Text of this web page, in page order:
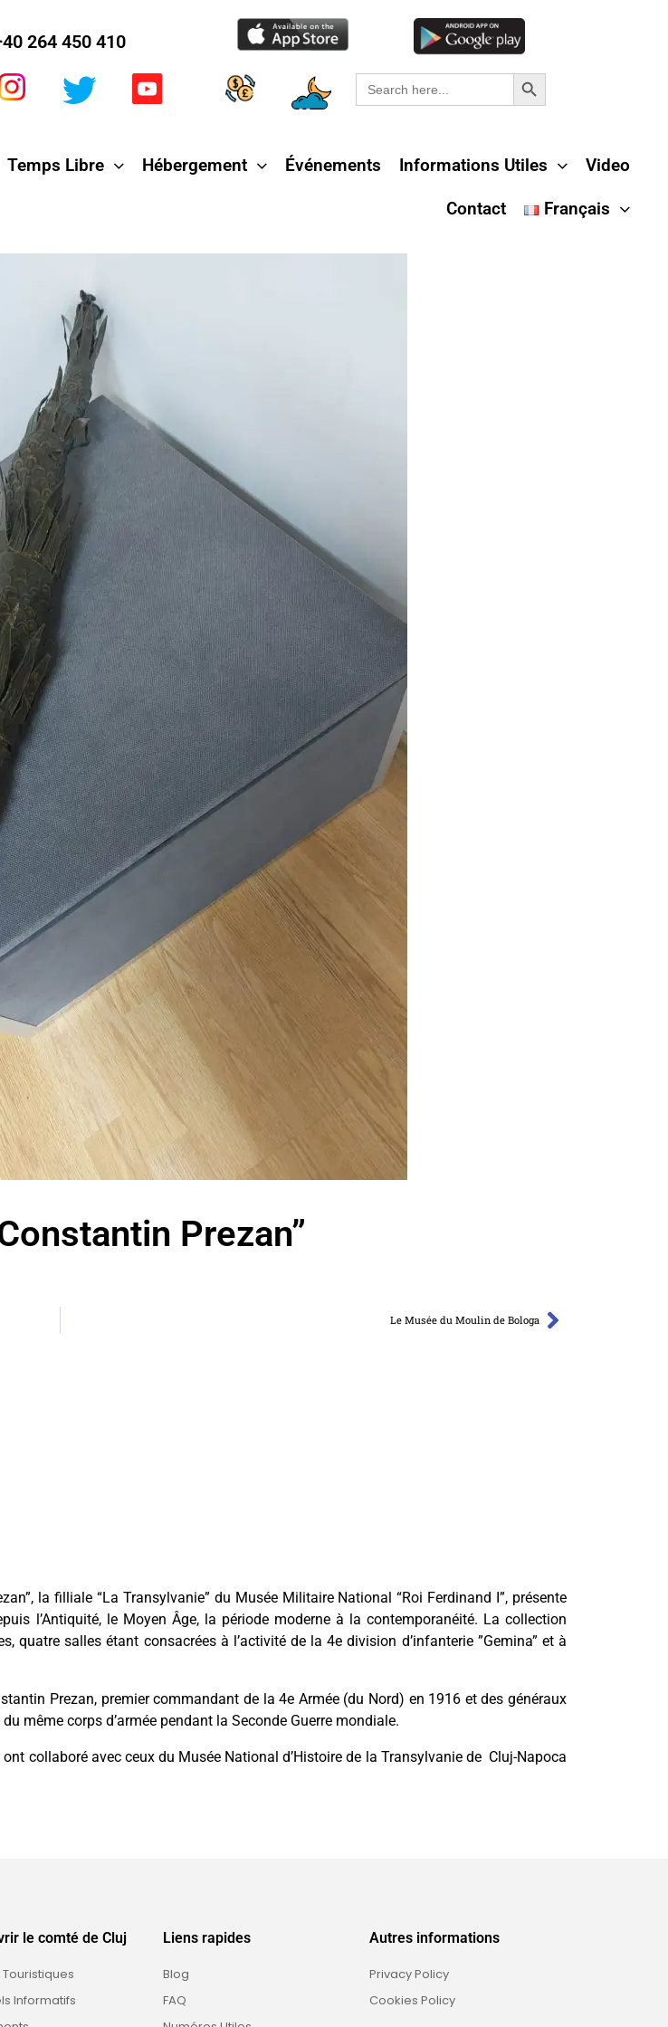
264 450 410
Search
for:
Search Button
Temps Libre Hébergement Événements Informations Utiles Video
Contact Français
Prezan”
Le Musée du Moulin de Bologa
la filliale “La Transylvanie” du Musée Militaire National “Roi Ferdinand I”, présente
l’Antiquité, le Moyen Âge, la période moderne à la contemporanéité. La collection
salles étant consacrées à l’activité de la 4e division d’infanterie ”Gemina” et à
Prezan, premier commandant de la 4e Armée (du Nord) en 1916 et des généraux
même corps d’armée pendant la Seconde Guerre mondiale.
collaboré avec ceux du Musée National d’Histoire de la Transylvanie de Cluj-Napoca
le comté de Cluj
Informatifs
Liens rapides
Blog
FAQ
Autres informations
Privacy Policy
Cookies Policy